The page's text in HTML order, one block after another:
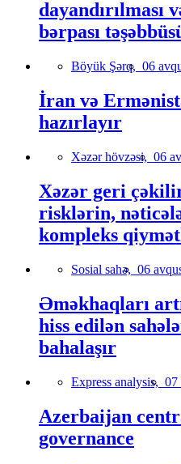
dayandırılması
bərpası
Böyük Şərq, 06
İran və
hazırlayır
Xəzər hövzəsi, 06
Xəzər geri
risklərin,
kompleks
Sosial sahə, 06
Əməkhaqları
hiss edilən
bahalaşır
Express analysis, 07
Azerbaijan
governance